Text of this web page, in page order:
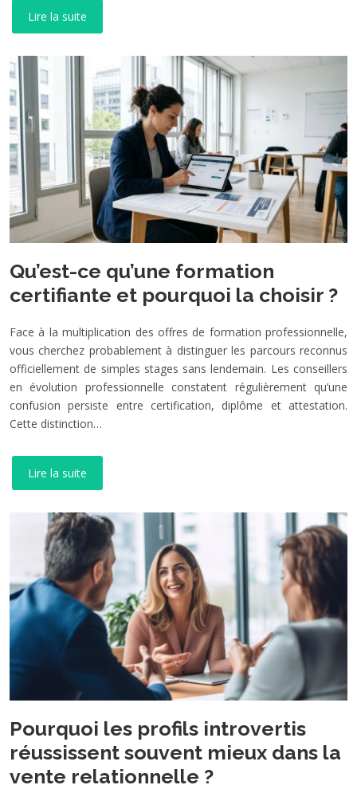
Lire la suite
Qu’est-ce qu’une formation
certifiante et pourquoi la choisir ?
Face à la multiplication des offres de formation professionnelle,
vous cherchez probablement à distinguer les parcours reconnus
officiellement de simples stages sans lendemain. Les conseillers
en évolution professionnelle constatent régulièrement qu’une
confusion persiste entre certification, diplôme et attestation.
Cette distinction…
Lire la suite
Pourquoi les profils introvertis
réussissent souvent mieux dans la
vente relationnelle ?